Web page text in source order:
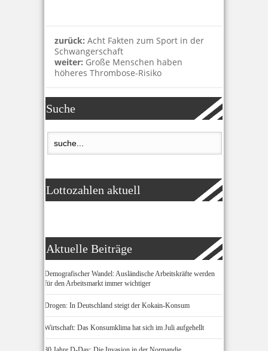
zurück: Acht Fakten zum Sport in der
Schwangerschaft
weiter: Große Menschen haben
höheres Thrombose-Risiko
Suche
Lottozahlen aktuell
Aktuelle Beiträge
Demografischer Wandel: Ausländische Arbeitskräfte werden
für den Arbeitsmarkt immer wichtiger
Drogen: In Deutschland steigt der Kokain-Konsum
Wirtschaft: Das Konsumklima hat sich im Juli aufgehellt